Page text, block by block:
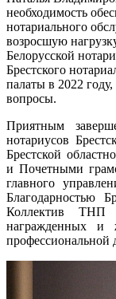
необходимость
нотариального
возросшую
Белорусской
Брестского
палаты в 2022
вопросы.
Приятным
нотариусов
Брестской
и Почетными
главного
Благодарностью
Коллектив ТНП
награжденных и
профессиональной